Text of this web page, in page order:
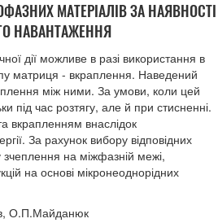
МАТЕРІАЛІВ ЗА НАЯВНОСТІ
НАВАНТАЖЕННЯ
дії можливе в разі використання в
матриця - вкраплення. Наведений
між ними. За умови, коли цей
під час розтягу, але й при стисненні.
вкрапленням внаслідок
За рахунок вибору відповідних
зчеплення на міжфазній межі,
на основі мікронеоднорідних
О.П.Майданюк